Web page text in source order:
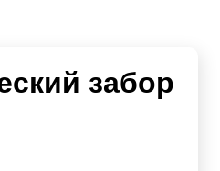
забор